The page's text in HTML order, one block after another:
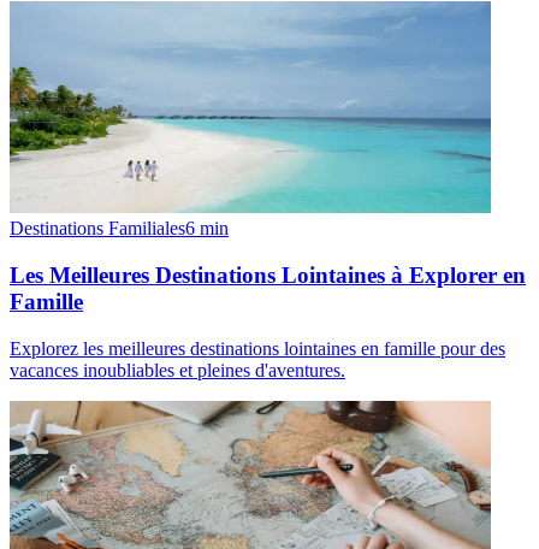
Destinations Familiales6 min
Les Meilleures Destinations Lointaines à Explorer en
Famille
Explorez les meilleures destinations lointaines en famille pour des
vacances inoubliables et pleines d'aventures.